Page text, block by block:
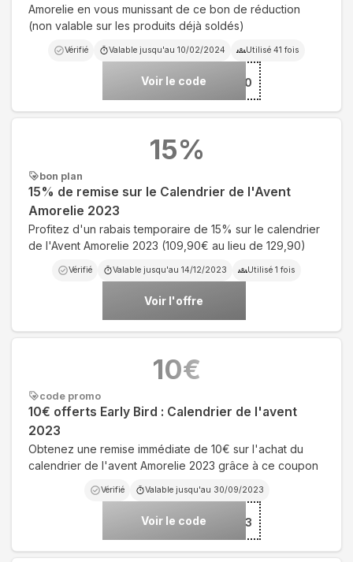
Amorelie en vous munissant de ce bon de réduction
(non valable sur les produits déjà soldés)
Vérifié Valable jusqu'au 10/02/2024 Utilisé 41 fois
Voir le code***RELIE10
bon plan
15% de remise sur le Calendrier de l'Avent
Amorelie 2023
Profitez d'un rabais temporaire de 15% sur le calendrier
de l'Avent Amorelie 2023 (109,90€ au lieu de 129,90)
Vérifié Valable jusqu'au 14/12/2023 Utilisé 1 fois
Voir l'offre
15%
code promo
10€ offerts Early Bird : Calendrier de l'avent
2023
Obtenez une remise immédiate de 10€ sur l'achat du
calendrier de l'avent Amorelie 2023 grâce à ce coupon
Vérifié Valable jusqu'au 30/09/2023
Voir le code***LYBIRD3
10€